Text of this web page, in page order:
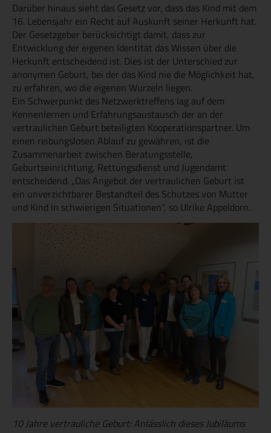
Darüber hinaus sieht das Gesetz vor, dass das Kind mit dem
16. Lebensjahr ein Recht auf Auskunft seiner Herkunft hat.
Der Gesetzgeber berücksichtigt damit, dass zur
Entwicklung der eigenen Identität das Wissen über die
Herkunft entscheidend ist. Dies ist der Unterschied zur
anonymen Geburt, bei der das Kind nie die Möglichkeit hat,
zu erfahren, wo die eigenen Wurzeln liegen.
Ein Schwerpunkt des Netzwerktreffens lag auf dem
Kennenlernen und Erfahrungsaustausch der an der
vertraulichen Geburt beteiligten Kooperationspartner. Um
einen reibungslosen Ablauf zu gewähren, ist die
Zusammenarbeit zwischen Beratungsstelle,
Geburtseinrichtung, Rettungsdienst und Jugendamt
entscheidend. „Das Angebot der vertraulichen Geburt ist
ein unverzichtbarer Bestandteil des Schutzes von Mutter
und Kind in schwierigen Situationen“, so Ulrike Appeldorn.
10 Jahre vertrauliche Geburt: Anlässlich dieses Jubiläums